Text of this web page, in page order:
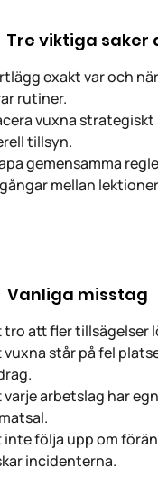
Tre viktiga saker
exakt var och
rutiner.
vuxna
tillsyn.
gemensamma
mellan
Vanliga misstag
tro att fler tillsägelser
vuxna står på fel
varje arbetslag har
inte följa upp om
incidenterna.